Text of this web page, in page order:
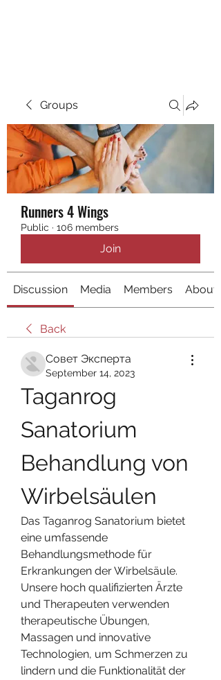
Groups
Runners 4 Wings
Public · 106 members
Join
Discussion Media Members About
Back
Совет Эксперта
September 14, 2023
Taganrog
Sanatorium
Behandlung von
Wirbelsäulen
Das Taganrog Sanatorium bietet
eine umfassende
Behandlungsmethode für
Erkrankungen der Wirbelsäule.
Unsere hoch qualifizierten Ärzte
und Therapeuten verwenden
therapeutische Übungen,
Massagen und innovative
Technologien, um Schmerzen zu
lindern und die Funktionalität der